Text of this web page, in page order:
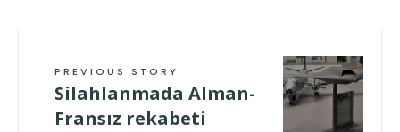
PREVIOUS STORY
Silahlanmada Alman-
Fransız rekabeti